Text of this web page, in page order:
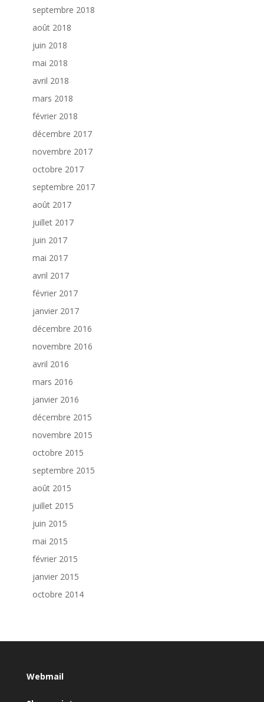
septembre 2018
août 2018
juin 2018
mai 2018
avril 2018
mars 2018
février 2018
décembre 2017
novembre 2017
octobre 2017
septembre 2017
août 2017
juillet 2017
juin 2017
mai 2017
avril 2017
février 2017
janvier 2017
décembre 2016
novembre 2016
avril 2016
mars 2016
janvier 2016
décembre 2015
novembre 2015
octobre 2015
septembre 2015
août 2015
juillet 2015
juin 2015
mai 2015
février 2015
janvier 2015
octobre 2014
Webmail